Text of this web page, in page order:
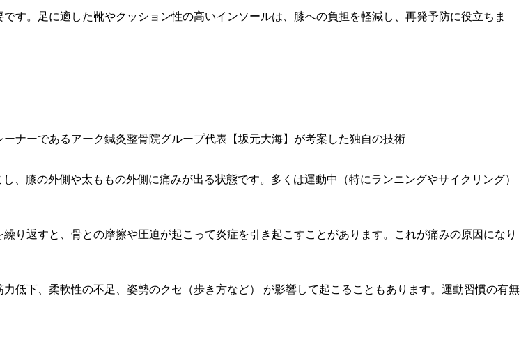
す。足に適した靴やクッション性の高いインソールは、膝への負担を軽減し、再発予防に役立ちま
、膝の外側や太ももの外側に痛みが出る状態です。多くは運動中（特にランニングやサイクリング）
り返すと、骨との摩擦や圧迫が起こって炎症を引き起こすことがあります。これが痛みの原因になり
低下、柔軟性の不足、姿勢のクセ（歩き方など） が影響して起こることもあります。運動習慣の有無